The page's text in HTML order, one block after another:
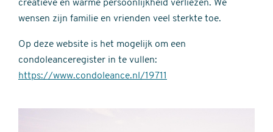
creatieve en warme persoonlijkheid verliezen. We
wensen zijn familie en vrienden veel sterkte toe.
Op deze website is het mogelijk om een
condoleanceregister in te vullen:
https://www.condoleance.nl/19711